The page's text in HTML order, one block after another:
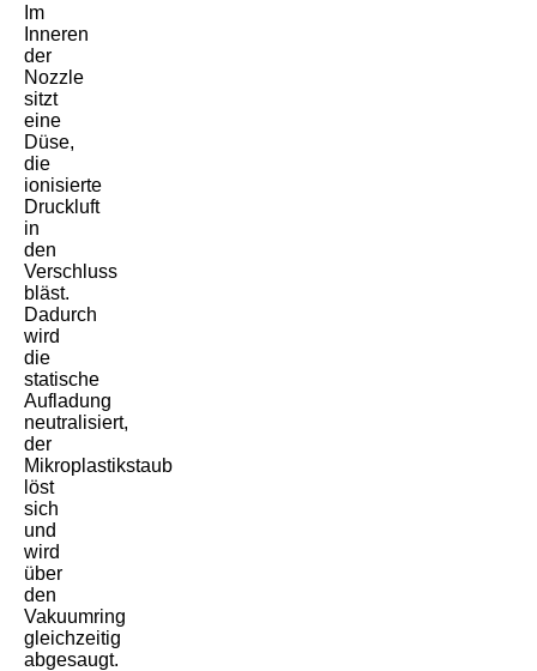
Im
Inneren
der
Nozzle
sitzt
eine
Düse,
die
ionisierte
Druckluft
in
den
Verschluss
bläst.
Dadurch
wird
die
statische
Aufladung
neutralisiert,
der
Mikroplastikstaub
löst
sich
und
wird
über
den
Vakuumring
gleichzeitig
abgesaugt.